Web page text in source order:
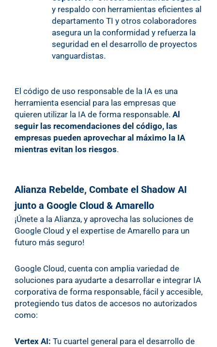
y respaldo con herramientas eficientes al
departamento TI y otros colaboradores
asegura un la conformidad y refuerza la
seguridad en el desarrollo de proyectos
vanguardistas.
El código de uso responsable de la IA es una
herramienta esencial para las empresas que
quieren utilizar la IA de forma responsable. Al
seguir las recomendaciones del código, las
empresas pueden aprovechar al máximo la IA
mientras evitan los riesgos.
Alianza Rebelde, Combate el Shadow AI
junto a Google Cloud & Amarello
¡Únete a la Alianza, y aprovecha las soluciones de
Google Cloud y el expertise de Amarello para un
futuro más seguro!
Google Cloud, cuenta con amplia variedad de
soluciones para ayudarte a desarrollar e integrar IA
corporativa de forma responsable, fácil y accesible,
protegiendo tus datos de accesos no autorizados
como:
Vertex AI: Tu cuartel general para el desarrollo de